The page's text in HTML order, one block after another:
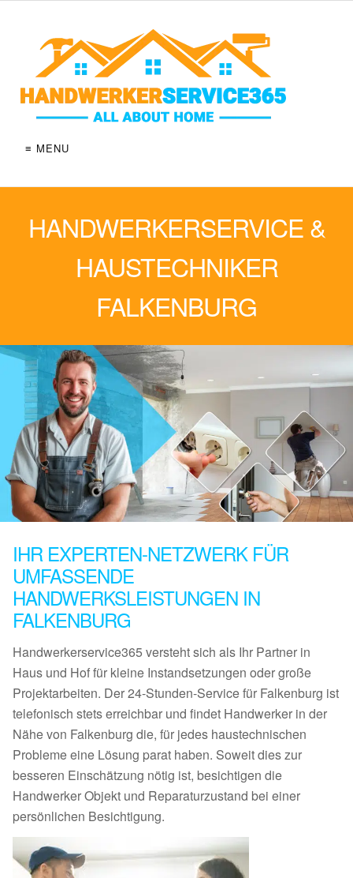
≡ MENU
HANDWERKERSERVICE &
HAUSTECHNIKER
FALKENBURG
IHR EXPERTEN-NETZWERK FÜR
UMFASSENDE
HANDWERKSLEISTUNGEN IN
FALKENBURG
Handwerkerservice365 versteht sich als Ihr Partner in
Haus und Hof für kleine Instandsetzungen oder große
Projektarbeiten. Der 24-Stunden-Service für Falkenburg ist
telefonisch stets erreichbar und findet Handwerker in der
Nähe von Falkenburg die, für jedes haustechnischen
Probleme eine Lösung parat haben. Soweit dies zur
besseren Einschätzung nötig ist, besichtigen die
Handwerker Objekt und Reparaturzustand bei einer
persönlichen Besichtigung.